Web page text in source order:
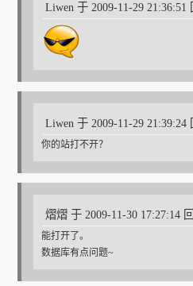
Liwen 于 2009-11-29 21:36:51
Liwen 于 2009-11-29 21:39:24
你的站打不开？
熠熠 于 2009-11-30 17:27:14
能打开了。
数据库有点问题~